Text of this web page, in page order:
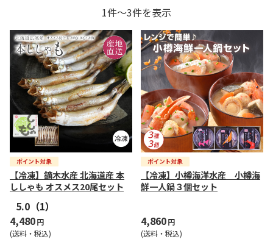
1件～3件を表示
【冷凍】鏑木水産 北海道産 本
ししゃも オスメス20尾セット
5.0 （1）
4,480円
(送料・税込)
【冷凍】小樽海洋水産 小樽海
鮮一人鍋３個セット
4,860円
(送料・税込)